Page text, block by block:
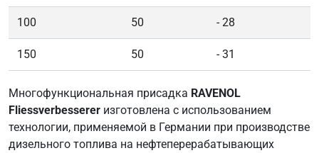
100 50 - 28
150 50 - 31
Многофункциональная присадка RAVENOL
Fliessverbesserer изготовлена с использованием
технологии, применяемой в Германии при производстве
дизельного топлива на нефтеперерабатывающих